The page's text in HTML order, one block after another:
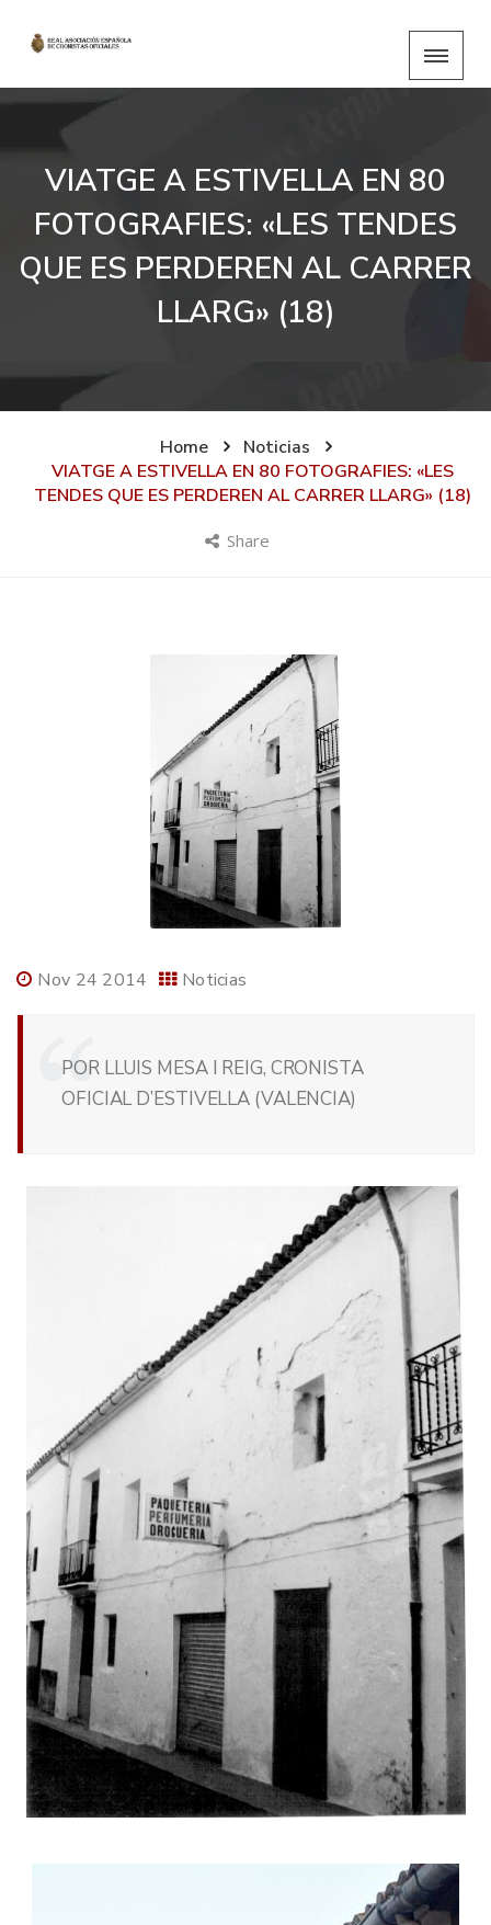
VIATGE A ESTIVELLA EN 80
FOTOGRAFIES: «LES TENDES
QUE ES PERDEREN AL CARRER
LLARG» (18)
Home
Noticias
VIATGE A ESTIVELLA EN 80 FOTOGRAFIES: «LES
TENDES QUE ES PERDEREN AL CARRER LLARG» (18)
Share
Nov 24 2014 Noticias
POR LLUIS MESA I REIG, CRONISTA
OFICIAL D’ESTIVELLA (VALENCIA)